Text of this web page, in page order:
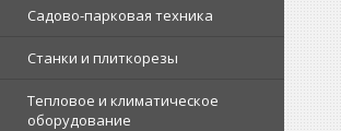
Садово-парковая техника
Станки и плиткорезы
Тепловое и климатическое
оборудование